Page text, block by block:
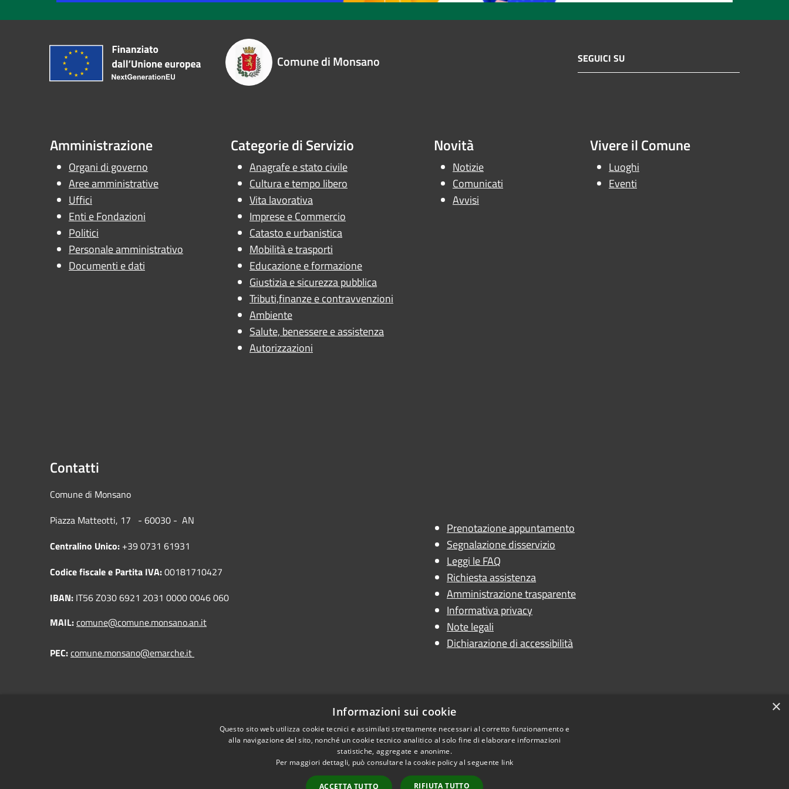
Comune di Monsano SEGUICI SU
Amministrazione
Organi di governo
Aree amministrative
Uffici
Enti e Fondazioni
Politici
Personale amministrativo
Documenti e dati
Categorie di Servizio
Anagrafe e stato civile
Cultura e tempo libero
Vita lavorativa
Imprese e Commercio
Catasto e urbanistica
Mobilità e trasporti
Educazione e formazione
Giustizia e sicurezza pubblica
Tributi,finanze e contravvenzioni
Ambiente
Salute, benessere e assistenza
Autorizzazioni
Novità
Notizie
Comunicati
Avvisi
Vivere il Comune
Luoghi
Eventi
Contatti
Comune di Monsano
Piazza Matteotti, 17 - 60030 - AN
Centralino Unico: +39 0731 61931
Codice fiscale e Partita IVA:00181710427
IBAN: IT56 Z030 6921 2031 0000 0046 060
MAIL:comune@comune.monsano.an.it
PEC:comune.monsano@emarche.it
Prenotazione appuntamento
Segnalazione disservizio
Leggi le FAQ
Richiesta assistenza
Amministrazione trasparente
Informativa privacy
Note legali
Dichiarazione di accessibilità
×
Informazioni sui cookie
Questo sito web utilizza cookie tecnici e assimilati strettamente necessari al corretto funzionamento e
alla navigazione del sito, nonché un cookie tecnico analitico al solo fine di elaborare informazioni
statistiche, aggregate e anonime.
Per maggiori dettagli, può consultare la cookie policy al seguente link
ACCETTA TUTTO RIFIUTA TUTTO